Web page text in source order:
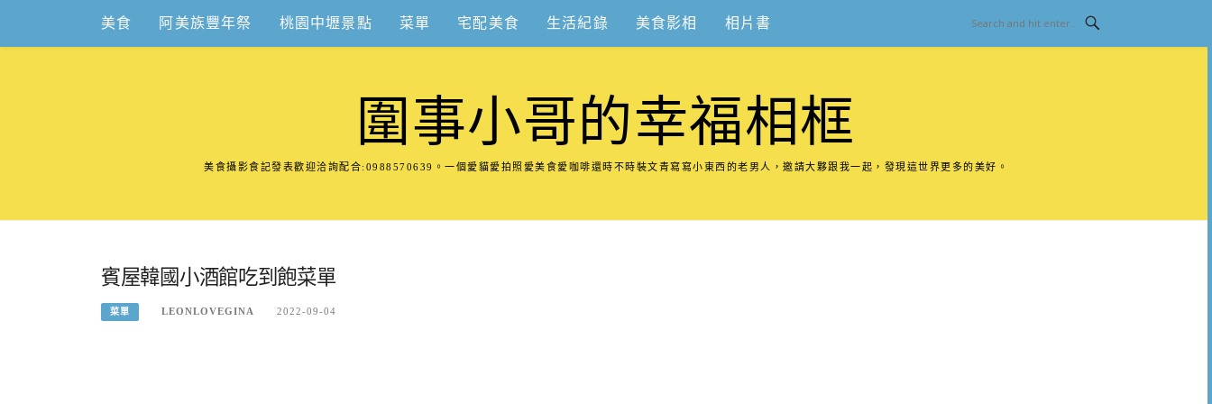
content
美食 阿美族豐年祭 桃園中壢景點 菜單 宅配美食 生活紀錄 美食影相 相片書
圍事小哥的幸福相框
美食攝影食記發表歡迎洽詢配合:0988570639。一個愛貓愛拍照愛美食愛咖啡還時不時裝文青寫寫小東西的老男人，邀請大夥跟我一起，發現這世界更多的美好。
賓屋韓國小酒館吃到飽菜單
菜單 LEONLOVEGINA 2022-09-04